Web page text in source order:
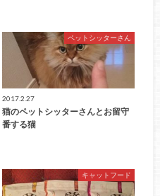
ペットシッターさん
2017.2.27
猫のペットシッターさんとお留守
番する猫
キャットフード